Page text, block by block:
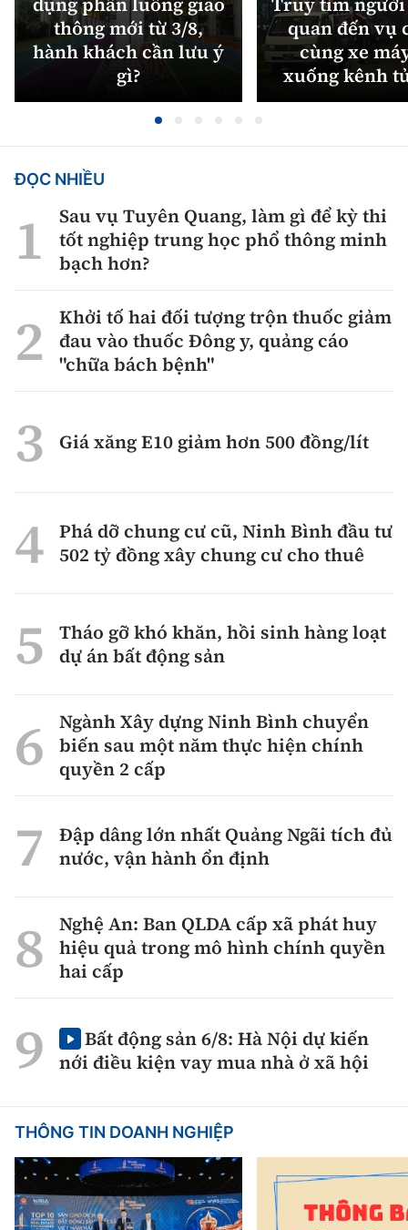
thông mới từ 3/8,
hành khách cần lưu ý
gì?
quan đến vụ
cùng xe
xuống kênh
ĐỌC NHIỀU
Sau vụ Tuyên Quang, làm gì để kỳ thi
tốt nghiệp trung học phổ thông minh
bạch hơn?
Khởi tố hai đối tượng trộn thuốc giảm
đau vào thuốc Đông y, quảng cáo
"chữa bách bệnh"
Giá xăng E10 giảm hơn 500 đồng/lít
Phá dỡ chung cư cũ, Ninh Bình đầu tư
502 tỷ đồng xây chung cư cho thuê
Tháo gỡ khó khăn, hồi sinh hàng loạt
dự án bất động sản
Ngành Xây dựng Ninh Bình chuyển
biến sau một năm thực hiện chính
quyền 2 cấp
Đập dâng lớn nhất Quảng Ngãi tích đủ
nước, vận hành ổn định
Nghệ An: Ban QLDA cấp xã phát huy
hiệu quả trong mô hình chính quyền
hai cấp
Bất động sản 6/8: Hà Nội dự kiến
nới điều kiện vay mua nhà ở xã hội
THÔNG TIN DOANH NGHIỆP